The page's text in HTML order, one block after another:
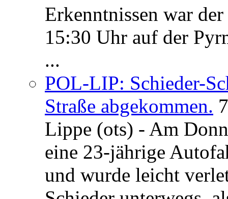
Erkenntnissen war
15:30 Uhr auf der
...
POL-LIP: Schieder-
Straße abgekommen.
Lippe (ots) - Am
eine 23-jährige
und wurde leicht